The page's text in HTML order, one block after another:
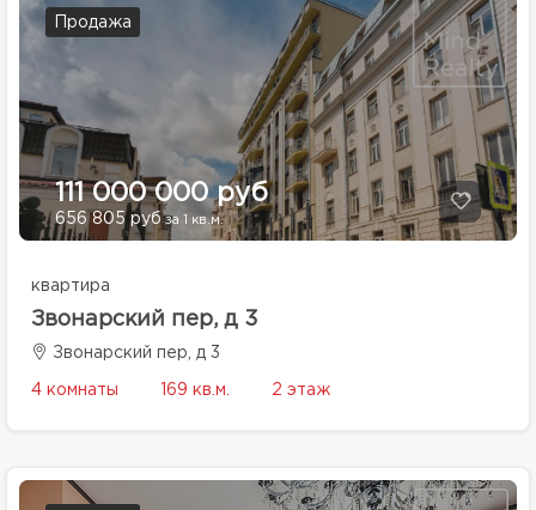
Продажа
111 000 000 руб
656 805 руб за 1 кв.м.
квартира
Звонарский пер, д 3
Звонарский пер, д 3
4 комнаты 169 кв.м. 2 этаж